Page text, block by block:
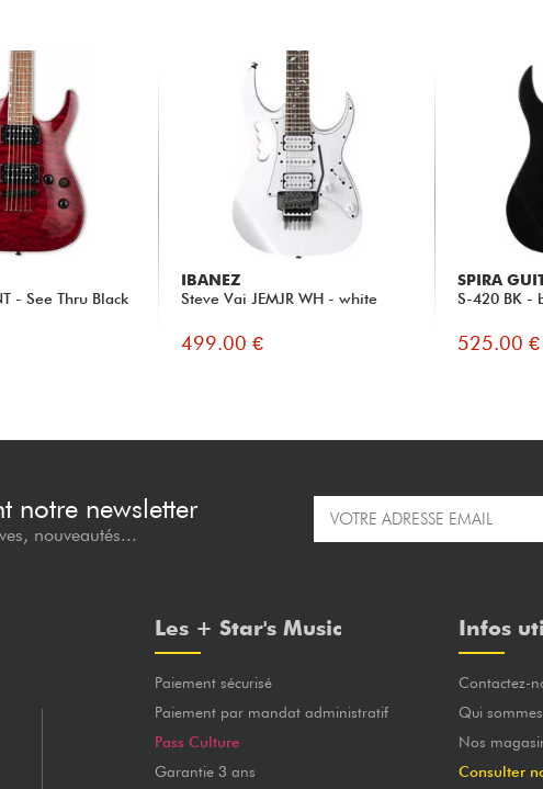
- See Thru Black
IBANEZ
Steve Vai JEMJR WH - white
499.00 €
SPIRA
S-420 BK -
525.00 €
notre newsletter
nouveautés...
Les + Star's Music
Paiement sécurisé
Paiement par mandat administratif
Pass Culture
Garantie 3 ans
Infos
Contactez-
Qui
Nos
Consulter